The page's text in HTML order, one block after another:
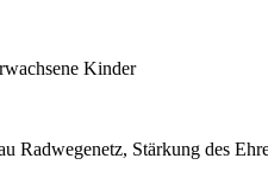
Kin­der
Rad­we­ge­netz, Stär­kung des